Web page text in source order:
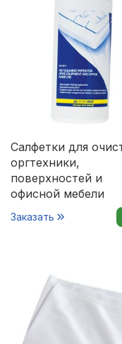
Салфетки для
оргтехники,
поверхностей и
офисной мебели
Заказать